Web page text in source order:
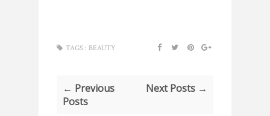
TAGS : BEAUTY
← Previous
Posts
Next Posts →